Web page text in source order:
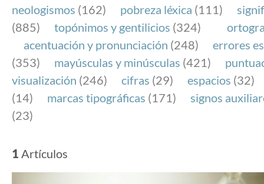
neologismos (162) pobreza léxica (111)
(885)
topónimos y gentilicios (324)
acentuación y pronunciación (248)
errores
(353)
mayúsculas y minúsculas (421)
visualización (246) cifras (29) espacios (32)
(14)
marcas tipográficas (171)
signos
(23)
1 Artículos